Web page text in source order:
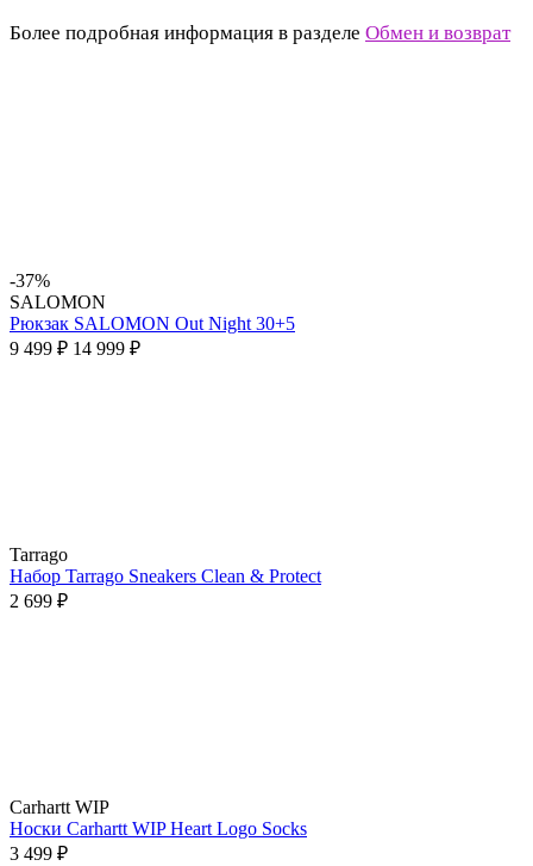
Более подробная информация в разделе Обмен и возврат
-37%
SALOMON
Рюкзак SALOMON Out Night 30+5
9 499 ₽ 14 999 ₽
Tarrago
Набор Tarrago Sneakers Clean & Protect
2 699 ₽
Carhartt WIP
Носки Carhartt WIP Heart Logo Socks
3 499 ₽